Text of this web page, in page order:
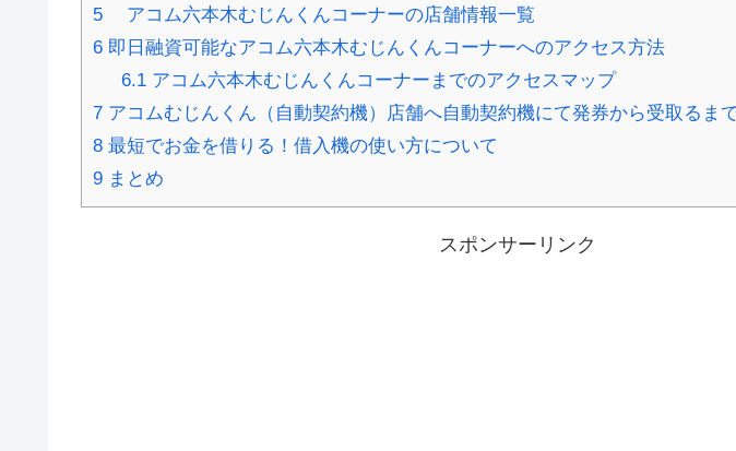
5 アコム六本木むじんくんコーナーの店舗情報一覧
6 即日融資可能なアコム六本木むじんくんコーナーへのアクセス方法
6.1アコム六本木むじんくんコーナーまでのアクセスマップ
7 アコムむじんくん（自動契約機）店舗へ自動契約機にて発券から受取るま
8 最短でお金を借りる！借入機の使い方について
9 まとめ
スポンサーリンク